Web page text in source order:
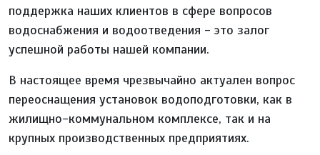
поддержка наших клиентов в сфере вопросов
водоснабжения и водоотведения - это залог
успешной работы нашей компании.
В настоящее время чрезвычайно актуален вопрос
переоснащения установок водоподготовки, как в
жилищно-коммунальном комплексе, так и на
крупных производственных предприятиях.